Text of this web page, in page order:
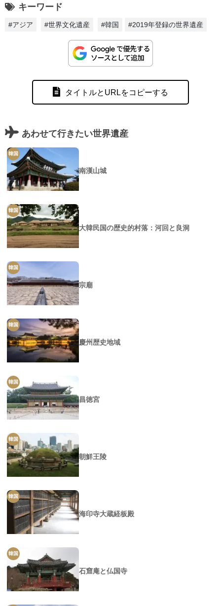
キーワード
#アジア #世界文化遺産 #韓国 #2019年登録の世界遺産
タイトルとURLをコピーする
あわせて行きたい世界遺産
韓国
南漢山城
韓国
大韓民国の歴史的村落：河回と良洞
韓国
宗廟
韓国
慶州歴史地域
韓国
昌徳宮
韓国
朝鮮王陵
韓国
海印寺大蔵経板殿
韓国
石窟庵と仏国寺